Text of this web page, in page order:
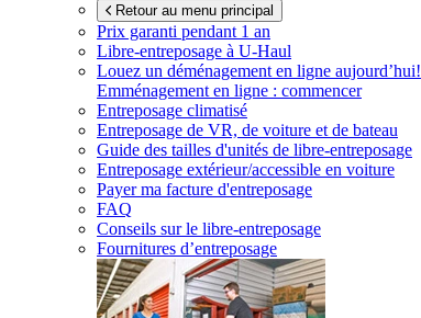
Retour au menu principal
Prix garanti pendant 1 an
Libre-entreposage à U-Haul
Louez un déménagement en ligne aujourd’hui!
Emménagement en ligne : commencer
Entreposage climatisé
Entreposage de VR, de voiture et de bateau
Guide des tailles d'unités de libre-entreposage
Entreposage extérieur/accessible en voiture
Payer ma facture d'entreposage
FAQ
Conseils sur le libre-entreposage
Fournitures d’entreposage